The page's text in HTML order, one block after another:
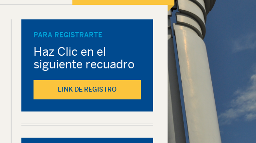
PARA REGISTRARTE
Haz Clic en el
siguiente recuadro
LINK DE REGISTRO